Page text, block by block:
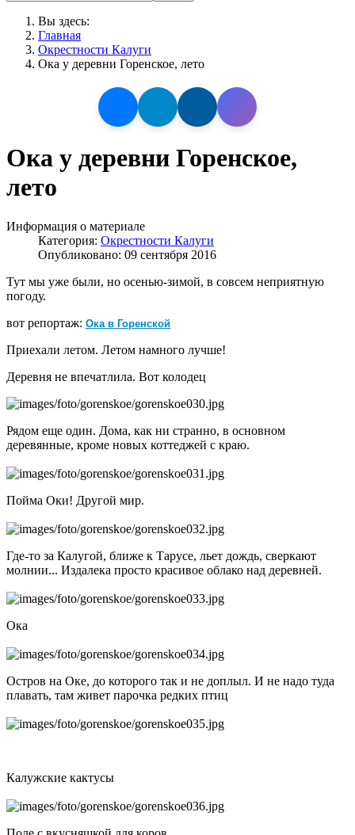
Вы здесь:
Главная
Окрестности Калуги
Ока у деревни Горенское, лето
Ока у деревни Горенское,
лето
Информация о материале
Категория: Окрестности Калуги
Опубликовано: 09 сентября 2016
Тут мы уже были, но осенью-зимой, в совсем неприятную
погоду.
вот репортаж: Ока в Горенской
Приехали летом. Летом намного лучше!
Деревня не впечатлила. Вот колодец
Рядом еще один. Дома, как ни странно, в основном
деревянные, кроме новых коттеджей с краю.
Пойма Оки! Другой мир.
Где-то за Калугой, ближе к Тарусе, льет дождь, сверкают
молнии... Издалека просто красивое облако над деревней.
Ока
Остров на Оке, до которого так и не доплыл. И не надо туда
плавать, там живет парочка редких птиц
Калужские кактусы